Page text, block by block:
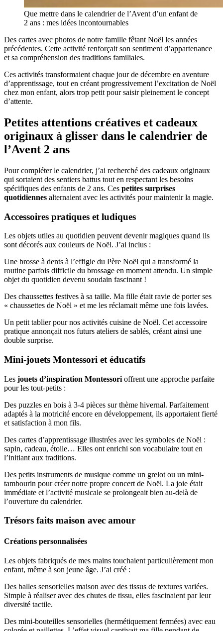
Que mettre dans le calendrier de l’Avent d’un enfant de
2 ans : mes idées incontournables
Des cartes avec photos de notre famille fêtant Noël les années
précédentes. Cette activité renforçait son sentiment d’appartenance
et sa compréhension des traditions familiales.
Ces activités transformaient chaque jour de décembre en aventure
d’apprentissage, tout en créant progressivement l’excitation de Noël
chez mon enfant, alors trop petit pour saisir pleinement le concept
d’attente.
Petites attentions créatives et cadeaux
originaux à glisser dans le calendrier de
l’Avent 2 ans
Pour compléter le calendrier, j’ai recherché des cadeaux originaux
qui sortaient des sentiers battus tout en respectant les besoins
spécifiques des enfants de 2 ans. Ces petites surprises
quotidiennes alternaient avec les activités pour maintenir la magie.
Accessoires pratiques et ludiques
Les objets utiles au quotidien peuvent devenir magiques quand ils
sont décorés aux couleurs de Noël. J’ai inclus :
Une brosse à dents à l’effigie du Père Noël qui a transformé la
routine parfois difficile du brossage en moment attendu. Un simple
objet du quotidien devenu soudain fascinant !
Des chaussettes festives à sa taille. Ma fille était ravie de porter ses
« chaussettes de Noël » et me les réclamait même une fois lavées.
Un petit tablier pour nos activités cuisine de Noël. Cet accessoire
pratique annonçait nos futurs ateliers de sablés, créant ainsi une
double surprise.
Mini-jouets Montessori et éducatifs
Les jouets d’inspiration Montessori offrent une approche parfaite
pour les tout-petits :
Des puzzles en bois à 3-4 pièces sur thème hivernal. Parfaitement
adaptés à la motricité encore en développement, ils apportaient fierté
et satisfaction à mon fils.
Des cartes d’apprentissage illustrées avec les symboles de Noël :
sapin, cadeau, étoile… Elles ont enrichi son vocabulaire tout en
l’initiant aux traditions.
Des petits instruments de musique comme un grelot ou un mini-
tambourin pour créer notre propre concert de Noël. La joie était
immédiate et l’activité musicale se prolongeait bien au-delà de
l’ouverture du calendrier.
Trésors faits maison avec amour
Créations personnalisées
Les objets fabriqués de mes mains touchaient particulièrement mon
enfant, même à son jeune âge. J’ai créé :
Des balles sensorielles maison avec des tissus de textures variées.
Simple à réaliser avec des chutes de tissu, elles fascinaient par leur
diversité tactile.
Des mini-bouteilles sensorielles (hermétiquement fermées) avec eau